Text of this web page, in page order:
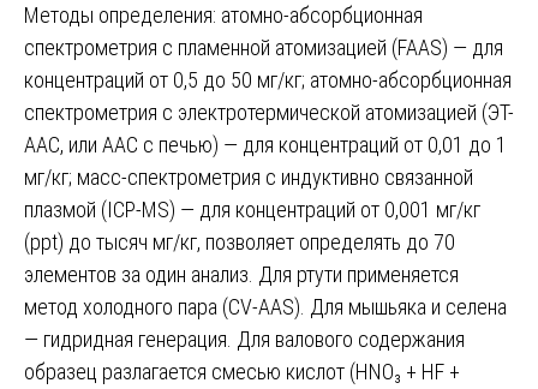
Методы определения: атомно-абсорбционная
спектрометрия с пламенной атомизацией (FAAS) — для
концентраций от 0,5 до 50 мг/кг; атомно-абсорбционная
спектрометрия с электротермической атомизацией (ЭТ-
ААС, или ААС с печью) — для концентраций от 0,01 до 1
мг/кг; масс-спектрометрия с индуктивно связанной
плазмой (ICP-MS) — для концентраций от 0,001 мг/кг
(ppt) до тысяч мг/кг, позволяет определять до 70
элементов за один анализ. Для ртути применяется
метод холодного пара (CV-AAS). Для мышьяка и селена
— гидридная генерация. Для валового содержания
образец разлагается смесью кислот (HNO₃ + HF +